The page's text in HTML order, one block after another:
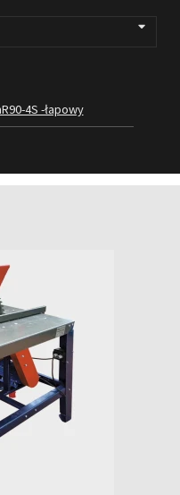
4S -łapowy